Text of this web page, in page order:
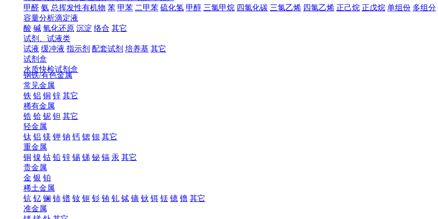
甲醛 氨 总挥发性有机物 苯 甲苯 二甲苯 硫化氢 甲醇 三氯甲烷 四氯化碳 三氯乙烯 四氯乙烯 正己烷 正戊烷 单组份 多组分
容量分析滴定液
酸 碱 氧化还原 沉淀 络合 其它
试剂、试液类
试液 缓冲液 指示剂 配套试剂 培养基 其它
试剂盒
水质快检试剂盒
钢铁/有色金属
常见金属
铁 铝 铜 锌 其它
稀有金属
锆 铪 铌 钽 其它
轻金属
钛 铝 镁 钾 钠 钙 锶 钡 其它
重金属
铜 镍 钴 铅 锌 锡 锑 铋 镉 汞 其它
贵金属
金 银 铂
稀土金属
钪 钇 镧 铈 镨 钕 钷 钐 铕 钆 铽 镝 钬 铒 铥 镱 镥 其它
准金属